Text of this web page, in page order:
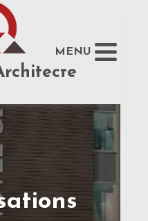
MENU